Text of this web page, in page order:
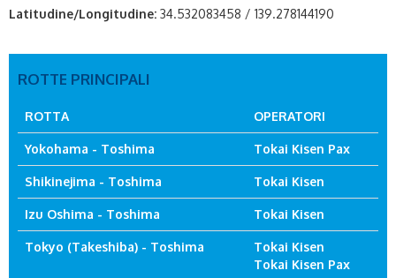
Latitudine/Longitudine: 34.532083458 / 139.278144190
ROTTE PRINCIPALI
ROTTA OPERATORI
Yokohama - Toshima Tokai Kisen Pax
Shikinejima - Toshima Tokai Kisen
Izu Oshima - Toshima Tokai Kisen
Tokyo (Takeshiba) - Toshima
Tokai Kisen
Tokai Kisen Pax